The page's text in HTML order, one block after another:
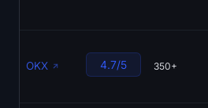
OKX 4.7/5 350+